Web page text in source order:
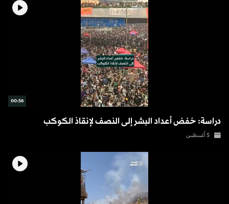
00:56
دراسة: خفض أعداد البشر إلى النصف لإنقاذ الكوكب
5 أغسطس